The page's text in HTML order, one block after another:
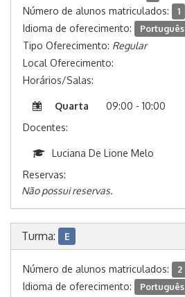
Número de alunos matriculados: 1
Idioma de oferecimento: Português
Tipo Oferecimento: Regular
Local Oferecimento:
Horários/Salas:
Quarta
09:00 - 10:00
Docentes:
Luciana De Lione Melo
Reservas:
Não possui reservas.
Turma: E
Número de alunos matriculados: 2
Idioma de oferecimento: Português